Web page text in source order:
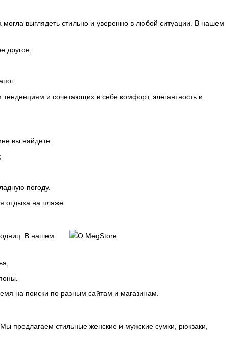
выглядеть стильно и уверенно в любой ситуации. В нашем
другое;
и сочетающих в себе комфорт, элегантность и
вы найдете:
погоду.
отдыха на пляже.
В нашем
на поиски по разным сайтам и магазинам.
предлагаем стильные женские и мужские сумки, рюкзаки,